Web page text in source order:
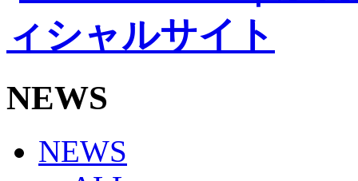
ボランティアチーム「volundeer」
ビクトリーロード
HOMEGAME
観戦ルール＆マナー
Jリーグ運営管理規定
写真・動画使用ガイドライン
SCHEDULE
2026/27
練習見学時のファンサービスについて
NEWS
NEWS